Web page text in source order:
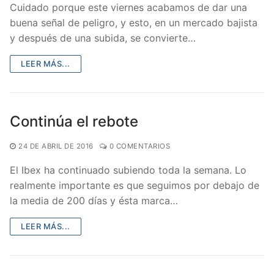
Cuidado porque este viernes acabamos de dar una
buena señal de peligro, y esto, en un mercado bajista
y después de una subida, se convierte…
LEER MÁS...
Continúa el rebote
24 DE ABRIL DE 2016 0 COMENTARIOS
El Ibex ha continuado subiendo toda la semana. Lo
realmente importante es que seguimos por debajo de
la media de 200 días y ésta marca…
LEER MÁS...